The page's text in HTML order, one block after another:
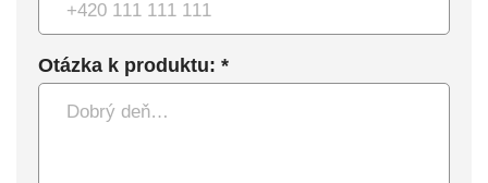
Otázka k produktu: *